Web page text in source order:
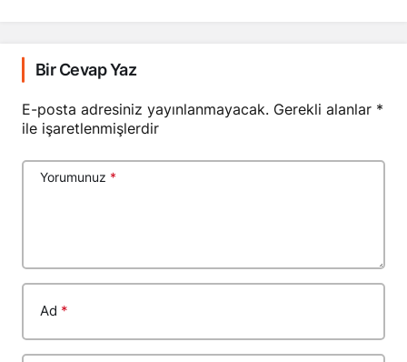
Bir Cevap Yaz
E-posta adresiniz yayınlanmayacak. Gerekli alanlar *
ile işaretlenmişlerdir
Yorumunuz *
Ad *